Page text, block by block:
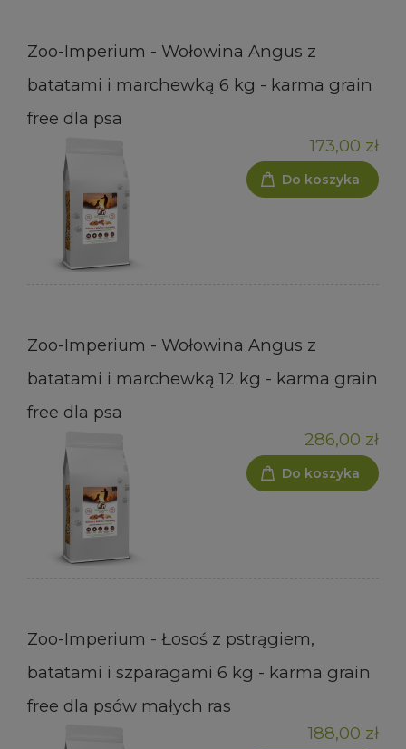
Zoo-Imperium - Wołowina Angus z
batatami i marchewką 6 kg - karma grain
free dla psa
173,00 zł
Do koszyka
Zoo-Imperium - Wołowina Angus z
batatami i marchewką 12 kg - karma grain
free dla psa
286,00 zł
Do koszyka
Zoo-Imperium - Łosoś z pstrągiem,
batatami i szparagami 6 kg - karma grain
free dla psów małych ras
188,00 zł